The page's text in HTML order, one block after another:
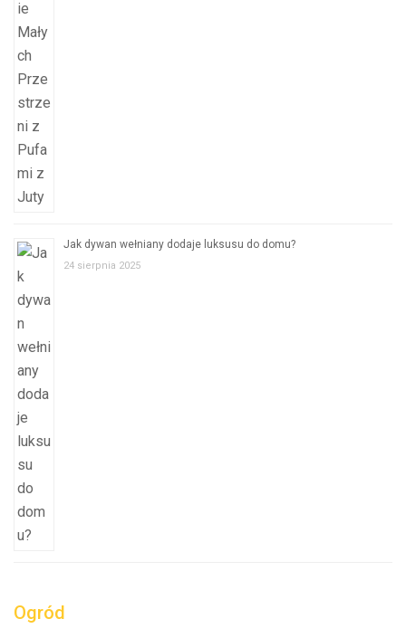
Jak dywan wełniany dodaje luksusu do domu?
24 sierpnia 2025
Ogród